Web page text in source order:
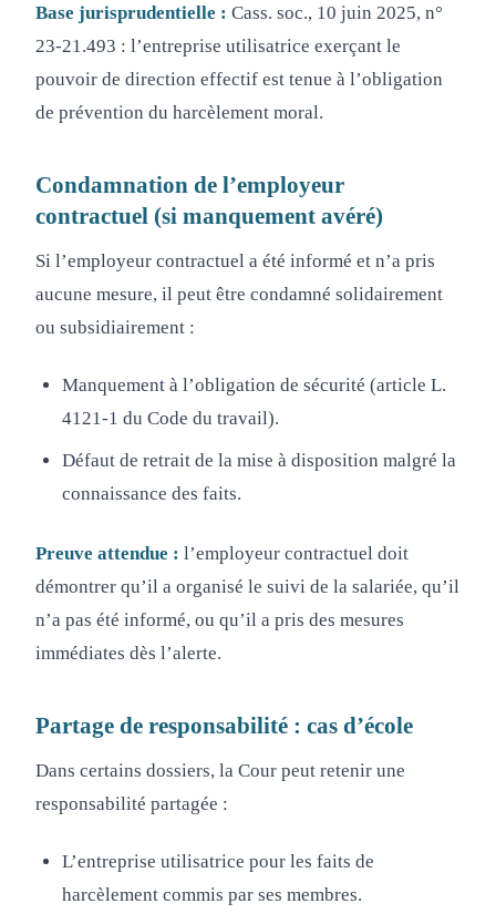
Base jurisprudentielle : Cass. soc., 10 juin 2025, n°
23-21.493 : l’entreprise utilisatrice exerçant le
pouvoir de direction effectif est tenue à l’obligation
de prévention du harcèlement moral.
Condamnation de l’employeur
contractuel (si manquement avéré)
Si l’employeur contractuel a été informé et n’a pris
aucune mesure, il peut être condamné solidairement
ou subsidiairement :
Manquement à l’obligation de sécurité (article L.
4121-1 du Code du travail).
Défaut de retrait de la mise à disposition malgré la
connaissance des faits.
Preuve attendue : l’employeur contractuel doit
démontrer qu’il a organisé le suivi de la salariée, qu’il
n’a pas été informé, ou qu’il a pris des mesures
immédiates dès l’alerte.
Partage de responsabilité : cas d’école
Dans certains dossiers, la Cour peut retenir une
responsabilité partagée :
L’entreprise utilisatrice pour les faits de
harcèlement commis par ses membres.